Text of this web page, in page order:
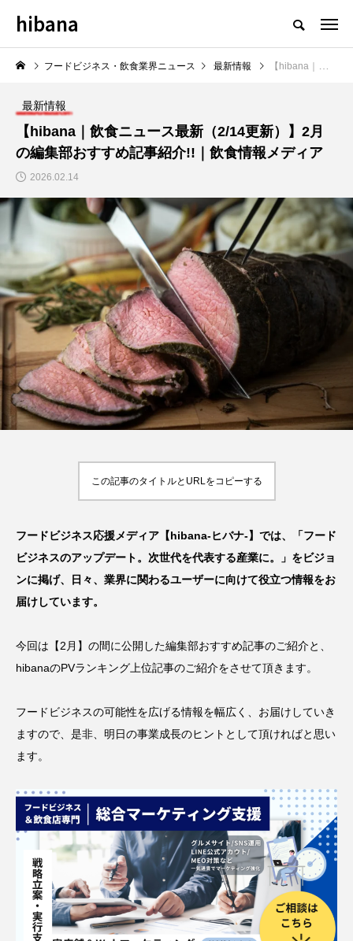
フードビジネス・飲食業界のニュースメディア
NEW POST
飲食マーケティング
【2026年最新】注目の飲食店フ
ランチャイズブランド特集｜これ
から伸びるおすすめFC10選
2026.07.30
飲食DX
【hibana編集部注目！】飲食店
経営＆フードビジネス専用の商
品・サービス紹介｜2026年8月
2026.08.07
hibana
フードビジネス・飲食業界ニュース 最新情報 【hibana｜飲食ニュース最新（2/14更新）】2月の編集部おすすめ記事紹介!!｜飲食情報メディア
最新情報
【hibana｜飲食ニュース最新（2/14更新）】2月
の編集部おすすめ記事紹介!!｜飲食情報メディア
2026.02.14
この記事のタイトルとURLをコピーする
フードビジネス応援メディア【hibana-ヒバナ-】では、「フード
ビジネスのアップデート。次世代を代表する産業に。」をビジョ
ンに掲げ、日々、業界に関わるユーザーに向けて役立つ情報をお
届けしています。
今回は【2月】の間に公開した編集部おすすめ記事のご紹介と、
hibanaのPVランキング上位記事のご紹介をさせて頂きます。
フードビジネスの可能性を広げる情報を幅広く、お届けしていき
ますので、是非、明日の事業成長のヒントとして頂ければと思い
ます。